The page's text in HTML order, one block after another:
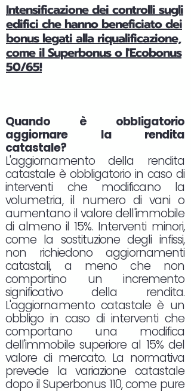
Intensificazione dei controlli sugli
edifici che hanno beneficiato dei
bonus legati alla riqualificazione,
come il Superbonus o l'Ecobonus
50/65!
Quando è obbligatorio
aggiornare la rendita
catastale?
L'aggiornamento della rendita
catastale è obbligatorio in caso di
interventi che modificano la
volumetria, il numero di vani o
aumentano il valore dell'immobile
di almeno il 15%. Interventi minori,
come la sostituzione degli infissi,
non richiedono aggiornamenti
catastali, a meno che non
comportino un incremento
significativo della rendita.
L'aggiornamento catastale è un
obbligo in caso di interventi che
comportano una modifica
dell'immobile superiore al 15% del
valore di mercato. La normativa
prevede la variazione catastale
dopo il Superbonus 110, come pure